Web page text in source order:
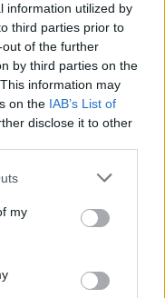
information utilized by
third parties prior to
of the further
by third parties on the
information may
on the IAB’s List of
disclose it to other
one or more Google
You may click to
third-party tags to
in below Google
my
indul, és a
A Marvel utal arra
Az első szám máris
minden bizonnyal
a Fekete Párduc